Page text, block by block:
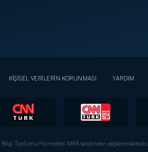
KİŞİSEL VERİLERİN KORUNMASI YARDIM
Bilgi Toplumu Hizmetleri MKK tarafından sağlanmaktadır.